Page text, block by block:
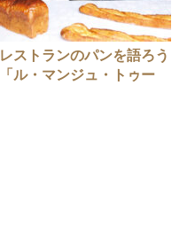
レストランのパンを語ろう
「ル・マンジュ・トゥー